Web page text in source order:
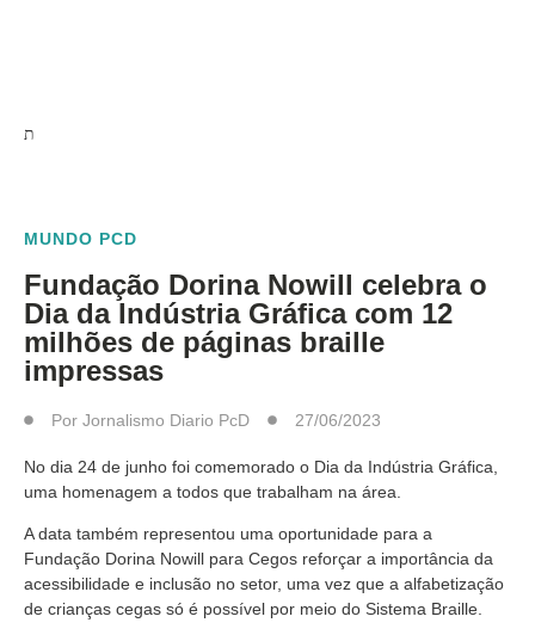
MUNDO PCD
Fundação Dorina Nowill celebra o
Dia da Indústria Gráfica com 12
milhões de páginas braille
impressas
Por Jornalismo Diario PcD 27/06/2023
No dia 24 de junho foi comemorado o Dia da Indústria Gráfica,
uma homenagem a todos que trabalham na área.
A data também representou uma oportunidade para a
Fundação Dorina Nowill para Cegos reforçar a importância da
acessibilidade e inclusão no setor, uma vez que a alfabetização
de crianças cegas só é possível por meio do Sistema Braille.